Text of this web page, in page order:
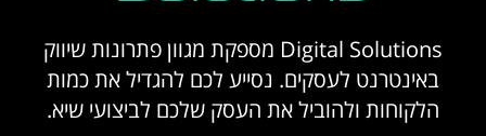
Digital Solutions מספקת מגוון פתרונות שיווק
באינטרנט לעסקים. נסייע לכם להגדיל את כמות
הלקוחות ולהוביל את העסק שלכם לביצועי שיא.